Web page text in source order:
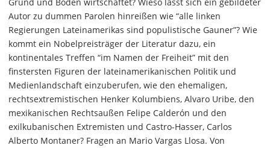
Autor zu dummen Parolen hinreißen wie “alle linken
Regierungen Lateinamerikas sind populistische Gauner”? Wie
kommt ein Nobelpreisträger der Literatur dazu, ein
kontinentales Treffen “im Namen der Freiheit” mit den
finstersten Figuren der lateinamerikanischen Politik und
Medienlandschaft einzuberufen, wie den ehemaligen,
rechtsextremistischen Henker Kolumbiens, Alvaro Uribe, den
mexikanischen Rechtsaußen Felipe Calderón und den
exilkubanischen Extremisten und Castro-Hasser, Carlos
Alberto Montaner? Fragen an Mario Vargas Llosa. Von